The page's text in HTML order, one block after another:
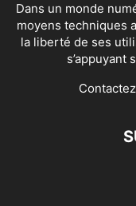
Dans un monde
moyens techniques
la liberté de ses
s’appuyant